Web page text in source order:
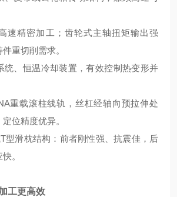
速精密加工；齿轮式主轴扭矩输出强
重切削需求。
统、恒温冷却装置，有效控制热变形并
重载滚柱线轨，丝杠经轴向预拉伸处
位精度优异。
型滑枕结构：前者刚性强、抗震佳，后
。
工更高效